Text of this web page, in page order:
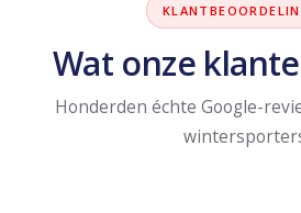
Wat onze
Honderden échte Google-